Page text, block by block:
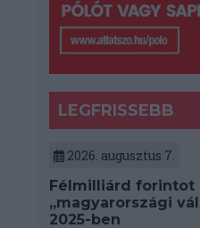
LEGFRISSEBB
2026. augusztus 7.
Félmilliárd forintot
„magyarországi
2025-ben